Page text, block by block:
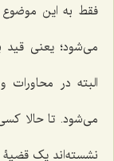
فقط به این موضوع
می‌شود؛ یعنی قید
البته در
می‌شود. تا حالا
نشسته‌اند یک قضیۀ